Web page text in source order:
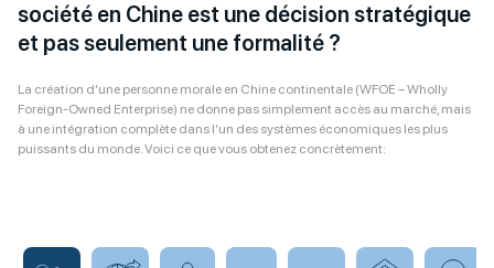
société en Chine est une décision stratégique
et pas seulement une formalité ?
La création d’une personne morale en Chine continentale (WFOE – Wholly
Foreign-Owned Enterprise) ne donne pas simplement accès au marché, mais
à une intégration complète dans l’un des systèmes économiques les plus
puissants du monde. Voici ce que vous obtenez concrètement: